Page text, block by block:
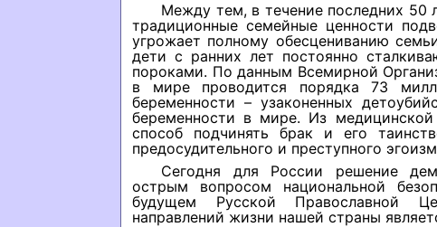
Между тем, в течение последних 50
традиционные семейные ценности
угрожает полному обесцениванию
дети с ранних лет постоянно
пороками. По данным Всемирной
в мире проводится порядка 73
беременности – узаконенных
беременности в мире. Из
способ подчинять брак и его
предосудительного и преступного
Сегодня для России решение
острым вопросом национальной
будущем Русской Православной
направлений жизни нашей страны